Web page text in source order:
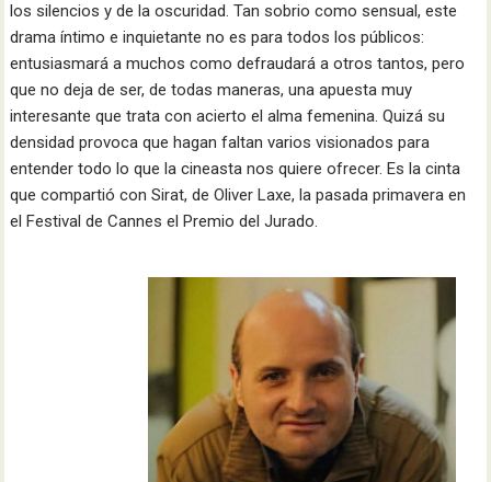
los silencios y de la oscuridad. Tan sobrio como sensual, este
drama íntimo e inquietante no es para todos los públicos:
entusiasmará a muchos como defraudará a otros tantos, pero
que no deja de ser, de todas maneras, una apuesta muy
interesante que trata con acierto el alma femenina. Quizá su
densidad provoca que hagan faltan varios visionados para
entender todo lo que la cineasta nos quiere ofrecer. Es la cinta
que compartió con Sirat, de Oliver Laxe, la pasada primavera en
el Festival de Cannes el Premio del Jurado.